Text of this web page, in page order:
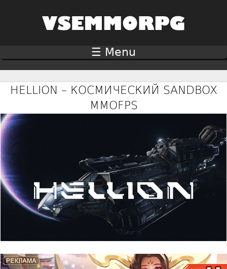
HELLION – КОСМИЧЕСКИЙ SANDBOX
MMOFPS
☰ Menu